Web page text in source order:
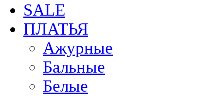
SALE
ПЛАТЬЯ
Ажурные
Бальные
Белые